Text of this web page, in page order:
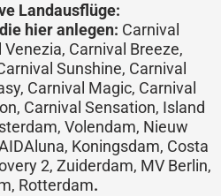
Landausflüge:
hier anlegen: Carnival
Carnival Breeze,
Sunshine, Carnival
Carnival Magic, Carnival
Carnival Sensation, Island
Volendam, Nieuw
Koningsdam, Costa
2, Zuiderdam, MV Berlin,
Rotterdam.